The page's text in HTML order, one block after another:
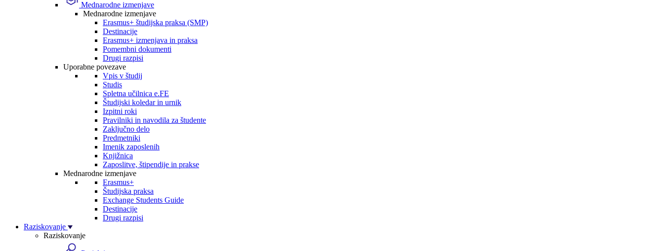
Mednarodne izmenjave
Mednarodne izmenjave
Erasmus+ študijska praksa (SMP)
Destinacije
Erasmus+ izmenjava in praksa
Pomembni dokumenti
Drugi razpisi
Uporabne povezave
Vpis v študij
Studis
Spletna učilnica e.FE
Študijski koledar in urnik
Izpitni roki
Pravilniki in navodila za študente
Zaključno delo
Predmetniki
Imenik zaposlenih
Knjižnica
Zaposlitve, štipendije in prakse
Mednarodne izmenjave
Erasmus+
Študijska praksa
Exchange Students Guide
Destinacije
Drugi razpisi
Raziskovanje
Raziskovanje